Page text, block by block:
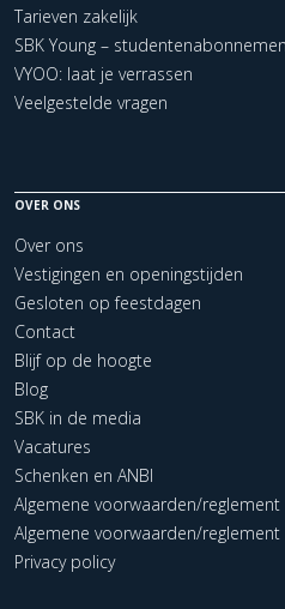
Tarieven zakelijk
SBK Young –
VYOO: laat je verrassen
Veelgestelde vragen
OVER ONS
Over ons
Vestigingen en openingstijden
Gesloten op feestdagen
Contact
Blijf op de hoogte
Blog
SBK in de media
Vacatures
Schenken en ANBI
Algemene voorwaarden/
Algemene voorwaarden/reglement
Privacy policy